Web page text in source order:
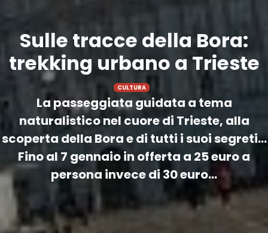
Sulle tracce della Bora:
trekking urbano a Trieste
CULTURA
La passeggiata guidata a tema
naturalistico nel cuore di Trieste, alla
scoperta della Bora e di tutti i suoi segreti…
Fino al 7 gennaio in offerta a 25 euro a
persona invece di 30 euro...